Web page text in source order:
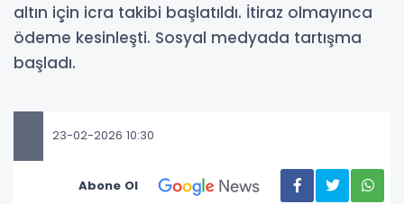
altın için icra takibi başlatıldı. İtiraz olmayınca
ödeme kesinleşti. Sosyal medyada tartışma
başladı.
23-02-2026 10:30
Abone Ol